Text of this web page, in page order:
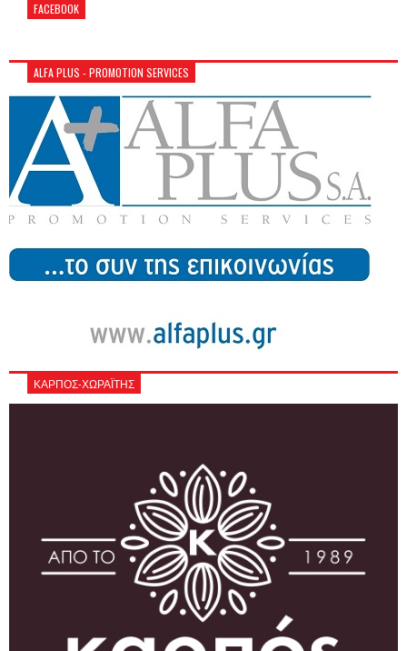
FACEBOOK
ALFA PLUS - PROMOTION SERVICES
ΚΑΡΠΟΣ-ΧΩΡΑΪΤΗΣ